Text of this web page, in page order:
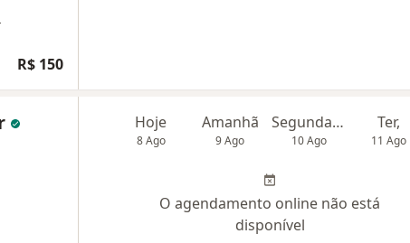
R$ 150
Hoje
8 Ago
Amanhã
9 Ago
Segunda-feira
10 Ago
Ter,
11 Ago
O agendamento online não está
disponível